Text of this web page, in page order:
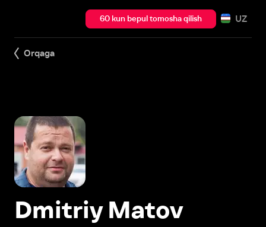
60 kun bepul tomosha qilish UZ
Orqaga
Dmitriy Matov